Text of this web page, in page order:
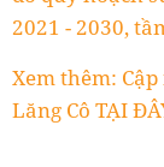
2021 - 2030,
Xem thêm:
Lăng Cô TẠI